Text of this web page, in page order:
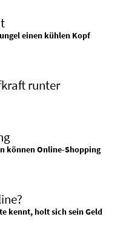
einen kühlen Kopf
runter
können Online-Shopping
kennt, holt sich sein Geld